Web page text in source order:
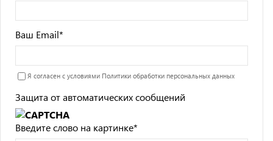
Ваш Email*
Я согласен с условиями Политики обработки персональных данных
Защита от автоматических сообщений
Введите слово на картинке*